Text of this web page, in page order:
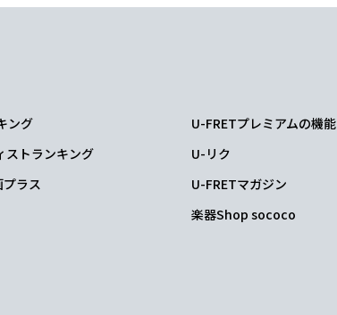
ング
ストランキング
ラス
U-FRETプレミアムの機能
U-リク
U-FRETマガジン
楽器Shop sococo